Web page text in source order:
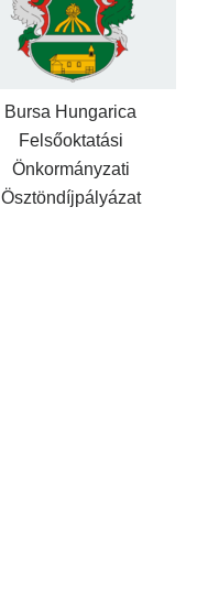
Bursa Hungarica
Felsőoktatási
Önkormányzati
Ösztöndíjpályázat